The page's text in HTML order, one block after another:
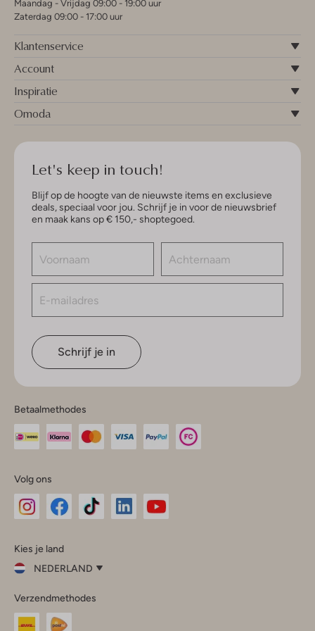
Maandag - Vrijdag 09:00 - 19:00 uur
Zaterdag 09:00 - 17:00 uur
Klantenservice
Account
Inspiratie
Omoda
Let's keep in touch!
Blijf op de hoogte van de nieuwste items en exclusieve
deals, speciaal voor jou. Schrijf je in voor de nieuwsbrief
en maak kans op € 150,- shoptegoed.
Schrijf je in
Betaalmethodes
Volg ons
InstagramFacebook
Kies je land
NEDERLAND
je
land
Verzendmethodes